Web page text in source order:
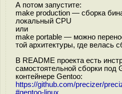
А потом запустите:
make production — сборка
локальный CPU
или
make portable — можно
той архитектуры, где велась
В README проекта есть
самостоятельной сборки под
контейнере Gentoo:
https://github.com/precizer/
#gentoo-linux